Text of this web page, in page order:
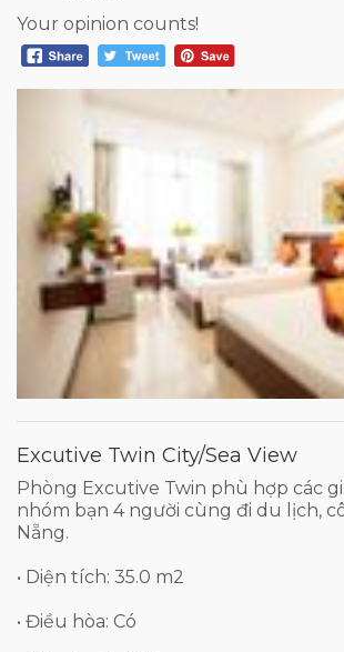
Your opinion counts!
Excutive Twin City/Sea View
Phòng Excutive Twin phù hợp các
nhóm bạn 4 người cùng đi du lịch,
Nẵng.
• Diện tích: 35.0 m2
• Điều hòa: Có